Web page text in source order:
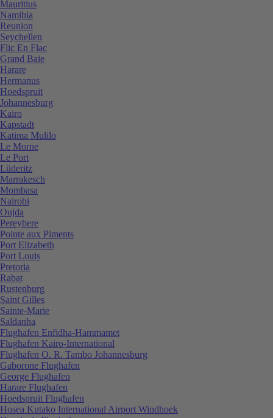
Mauritius
Namibia
Reunion
Seychellen
Flic En Flac
Grand Baie
Harare
Hermanus
Hoedspruit
Johannesburg
Kairo
Kapstadt
Katima Mulilo
Le Morne
Le Port
Lüderitz
Marrakesch
Mombasa
Nairobi
Oujda
Pereybere
Pointe aux Piments
Port Elizabeth
Port Louis
Pretoria
Rabat
Rustenburg
Saint Gilles
Sainte-Marie
Saldanha
Flughafen Enfidha-Hammamet
Flughafen Kairo-International
Flughafen O. R. Tambo Johannesburg
Gaborone Flughafen
George Flughafen
Harare Flughafen
Hoedspruit Flughafen
Hosea Kutako International Airport Windhoek